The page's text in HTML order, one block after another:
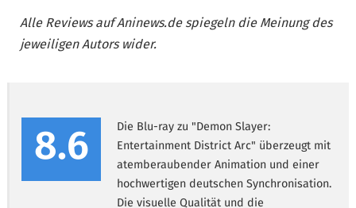
Alle Reviews auf Aninews.de spiegeln die Meinung des
jeweiligen Autors wider.
8.6
Die Blu-ray zu "Demon Slayer:
Entertainment District Arc" überzeugt mit
atemberaubender Animation und einer
hochwertigen deutschen Synchronisation.
Die visuelle Qualität und die